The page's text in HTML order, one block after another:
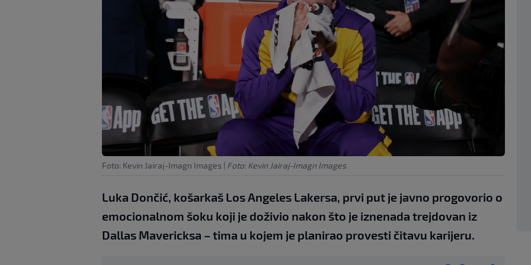
Foto: Kevin Jairaj-Imagn Images | Foto: Kevin Jairaj-Imagn Images
Luka Dončić, košarkaš Los Angeles Lakersa, prvi put je javno progovorio o
emocionalnom šoku koji je doživio nakon što je iznenada trejdovan iz
Dallas Mavericksa – tima u kojem je planirao provesti čitavu karijeru.